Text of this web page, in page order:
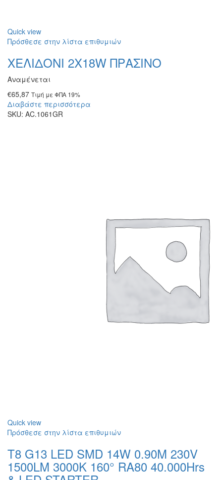
Quick view
Πρόσθεσε στην λίστα επιθυμιών
ΧΕΛΙΔΟΝΙ 2Χ18W ΠΡΑΣΙΝΟ
Αναμένεται
€65,87 Τιμή με ΦΠΑ 19%
Διαβάστε περισσότερα
SKU: AC.1061GR
Quick view
Πρόσθεσε στην λίστα επιθυμιών
T8 G13 LED SMD 14W 0.90M 230V
1500LM 3000K 160° RA80 40.000Hrs